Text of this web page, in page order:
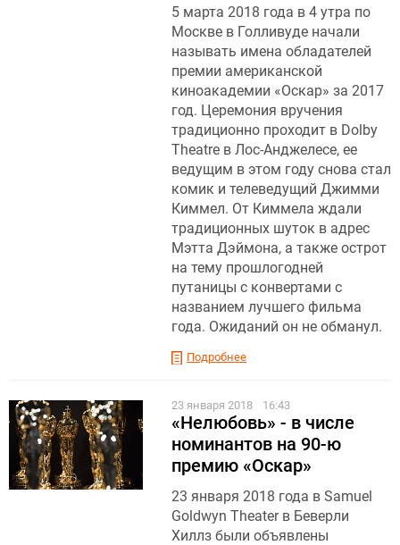
5 марта 2018 года в 4 утра по
Москве в Голливуде начали
называть имена обладателей
премии американской
киноакадемии «Оскар» за 2017
год. Церемония вручения
традиционно проходит в Dolby
Theatre в Лос-Анджелесе, ее
ведущим в этом году снова стал
комик и телеведущий Джимми
Киммел. От Киммела ждали
традиционных шуток в адрес
Мэтта Дэймона, а также острот
на тему прошлогодней
путаницы с конвертами с
названием лучшего фильма
года. Ожиданий он не обманул.
Подробнее
23 января 2018 16:43
«Нелюбовь» - в числе
номинантов на 90-ю
премию «Оскар»
23 января 2018 года в Samuel
Goldwyn Theater в Беверли
Хиллз были объявлены